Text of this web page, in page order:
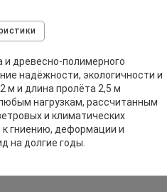
и древесно-полимерного
надёжности, экологичности и
м и длина пролёта 2,5 м
нагрузкам, рассчитанным
и климатических
гниению, деформации и
на долгие годы.